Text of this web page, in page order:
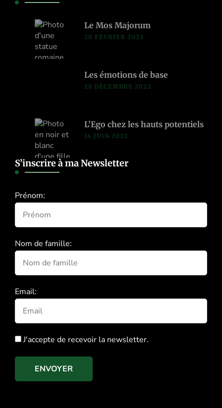
Le Mos Majorum
20 FÉVRIER 2023
Les émotions de base
28 DÉCEMBRE 2022
L’Ego chez les hauts potentiels
14 JUIN 2023
S’inscrire à ma Newsletter
Prénom:
Nom de famille:
Email:
J'accepte de recevoir la newsletter.
ENVOYER